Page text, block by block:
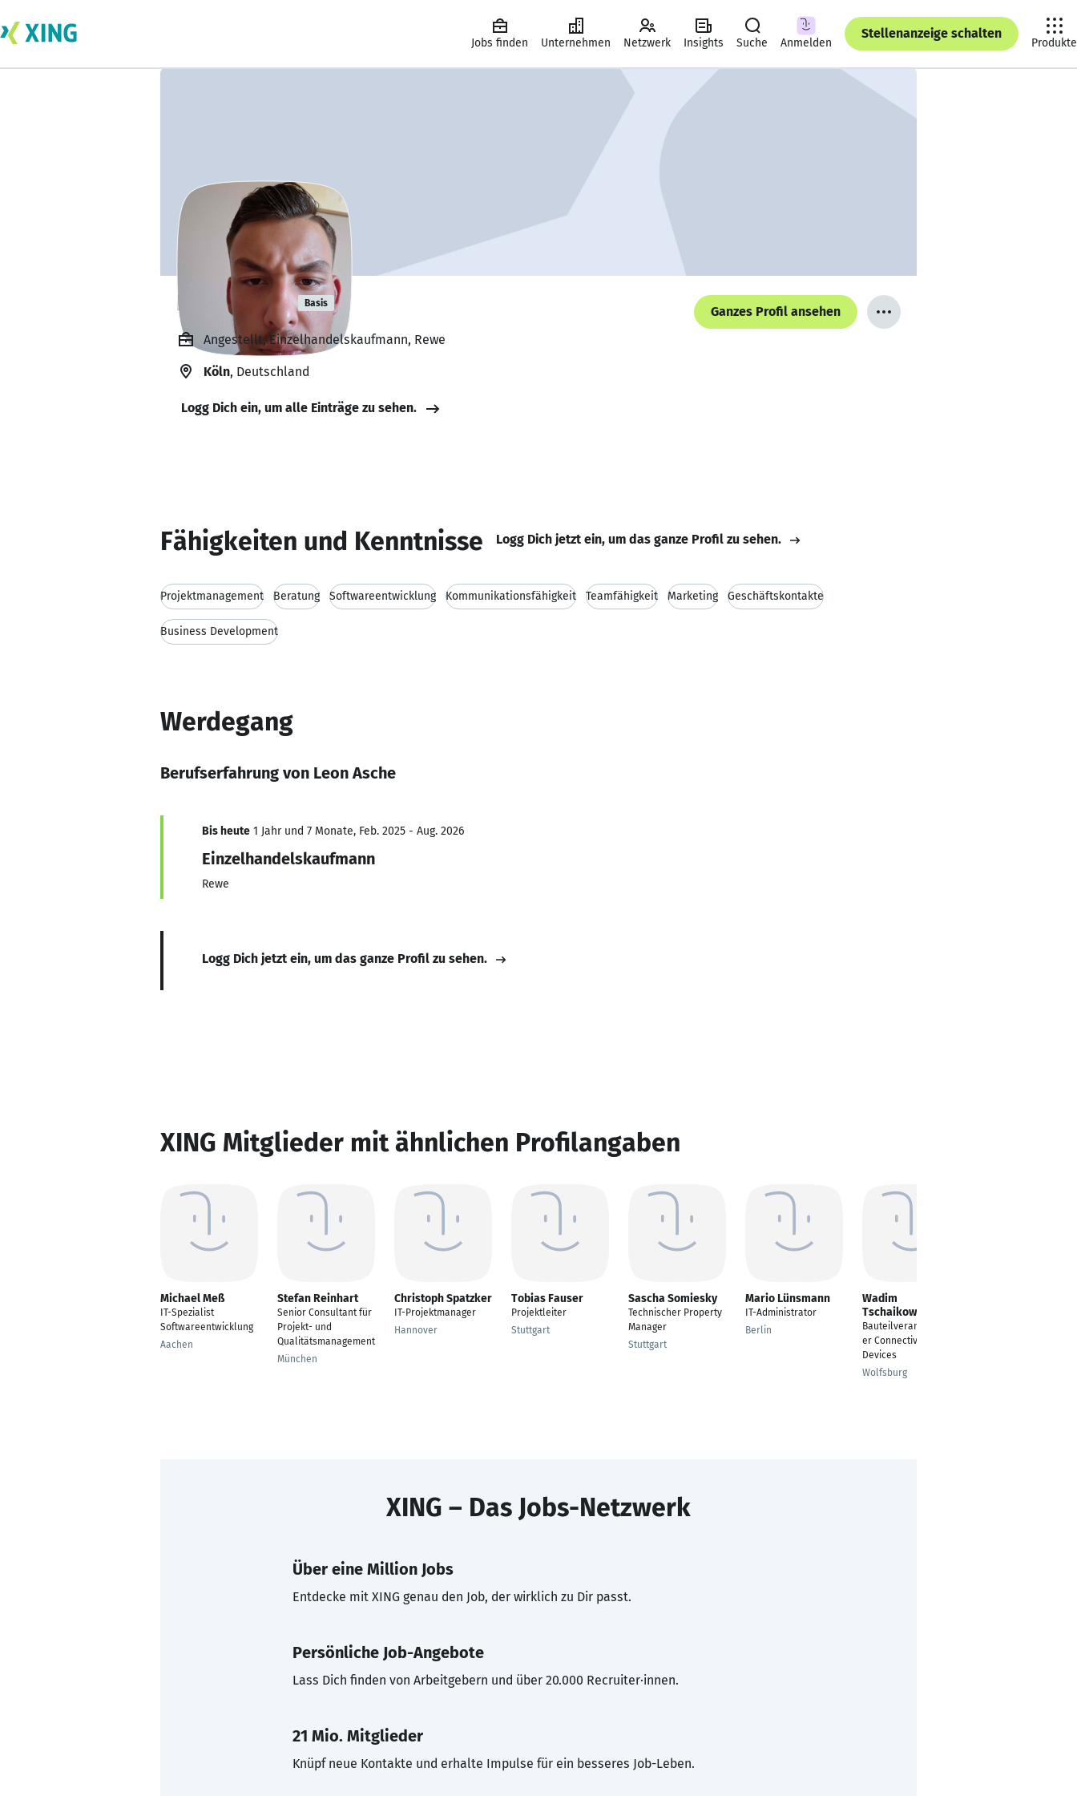
Jobs finden Unternehmen Netzwerk Insights Suche Anmelden
Stellenanzeige schalten
Produkte
Leon Asche Basis
Ganzes Profil ansehen
Angestellt, Einzelhandelskaufmann, Rewe
Köln, Deutschland
Logg Dich ein, um alle Einträge zu sehen.
Fähigkeiten und Kenntnisse Logg Dich jetzt ein, um das ganze Profil zu sehen.
Projektmanagement Beratung Softwareentwicklung Kommunikationsfähigkeit Teamfähigkeit Marketing Geschäftskontakte
Business Development
Werdegang
Berufserfahrung von Leon Asche
Bis heute 1 Jahr und 7 Monate, Feb. 2025 - Aug. 2026
Einzelhandelskaufmann
Rewe
Logg Dich jetzt ein, um das ganze Profil zu sehen.
XING Mitglieder mit ähnlichen Profilangaben
Michael Meß
IT-Spezialist
Softwareentwicklung
Aachen
Stefan Reinhart
Senior Consultant für
Projekt- und
Qualitätsmanagement
München
Christoph Spatzker
IT-Projektmanager
Hannover
Tobias Fauser
Projektleiter
Stuttgart
Sascha Somiesky
Technischer Property
Manager
Stuttgart
Mario Lünsmann
IT-Administrator
Berlin
Wadim
Tschaikowski
Bauteilverantwortlich
er Connectivity
Devices
Wolfsburg
XING – Das Jobs-Netzwerk
Über eine Million Jobs
Entdecke mit XING genau den Job, der wirklich zu Dir passt.
Persönliche Job-Angebote
Lass Dich finden von Arbeitgebern und über 20.000 Recruiter·innen.
21 Mio. Mitglieder
Knüpf neue Kontakte und erhalte Impulse für ein besseres Job-Leben.